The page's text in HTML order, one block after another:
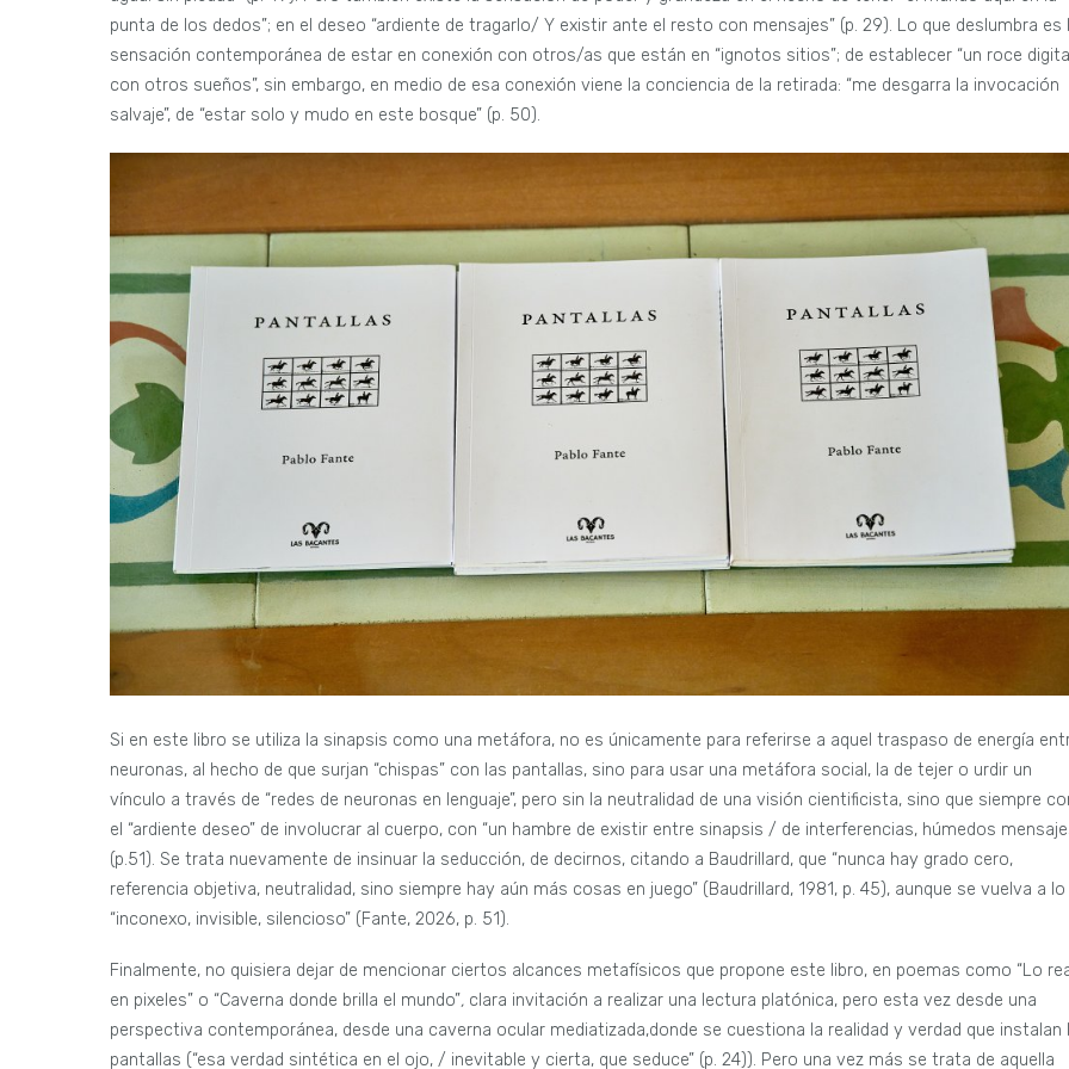
punta de los dedos”; en el deseo “ardiente de tragarlo/ Y existir ante el resto con mensajes” (p. 29). Lo que deslumbra es
sensación contemporánea de estar en conexión con otros/as que están en “ignotos sitios”; de establecer “un roce
con otros sueños”, sin embargo, en medio de esa conexión viene la conciencia de la retirada: “me desgarra la invocación
salvaje”, de “estar solo y mudo en este bosque” (p. 50).
Si en este libro se utiliza la sinapsis como una metáfora, no es únicamente para referirse a aquel traspaso de energía
neuronas, al hecho de que surjan “chispas” con las pantallas, sino para usar una metáfora social, la de tejer o urdir un
vínculo a través de “redes de neuronas en lenguaje”, pero sin la neutralidad de una visión cientificista, sino que siempre
el “ardiente deseo” de involucrar al cuerpo, con “un hambre de existir entre sinapsis / de interferencias, húmedos
(p.51). Se trata nuevamente de insinuar la seducción, de decirnos, citando a Baudrillard, que “nunca hay grado cero,
referencia objetiva, neutralidad, sino siempre hay aún más cosas en juego” (Baudrillard, 1981, p. 45), aunque se vuelva a lo
“inconexo, invisible, silencioso” (Fante, 2026, p. 51).
Finalmente, no quisiera dejar de mencionar ciertos alcances metafísicos que propone este libro, en poemas como “Lo
en pixeles” o “Caverna donde brilla el mundo”, clara invitación a realizar una lectura platónica, pero esta vez desde una
perspectiva contemporánea, desde una caverna ocular mediatizada,donde se cuestiona la realidad y verdad que instalan
pantallas (“esa verdad sintética en el ojo, / inevitable y cierta, que seduce” (p. 24)). Pero una vez más se trata de aquella